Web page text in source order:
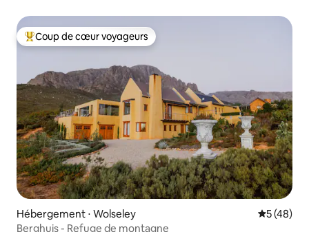
Coups de cœur voyageurs les plus appréciés
Coup de cœur voyageurs
Hébergement ⋅ Wolseley
5 (48)
Berghuis - Refuge de montagne